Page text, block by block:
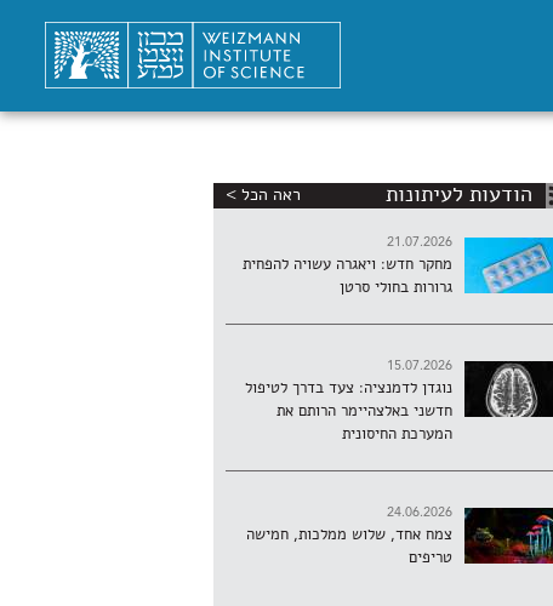
הודעות לעיתונות ראה הכל >
21.07.2026
מחקר חדש: ויאגרה עשויה להפחית
גרורות בחולי סרטן
15.07.2026
נוגדן לדמנציה: צעד בדרך לטיפול
חדשני באלצהיימר הרותם את
המערכת החיסונית
24.06.2026
צמח אחד, שלוש ממלכות, חמישה
טריפים